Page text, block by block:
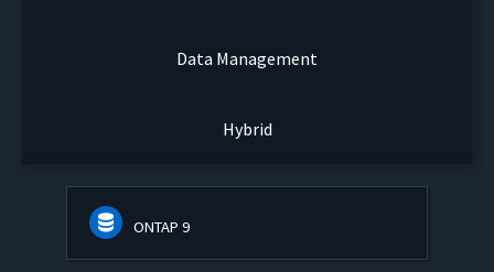
Data Management
Hybrid
ONTAP 9